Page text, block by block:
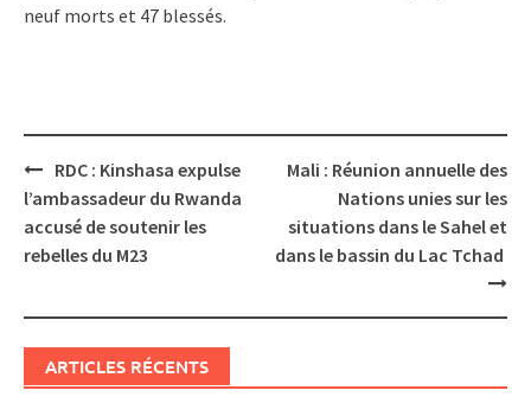
neuf morts et 47 blessés.
Post
navigation
RDC : Kinshasa expulse
l’ambassadeur du Rwanda
accusé de soutenir les
rebelles du M23
Mali : Réunion annuelle des
Nations unies sur les
situations dans le Sahel et
dans le bassin du Lac Tchad
ARTICLES RÉCENTS